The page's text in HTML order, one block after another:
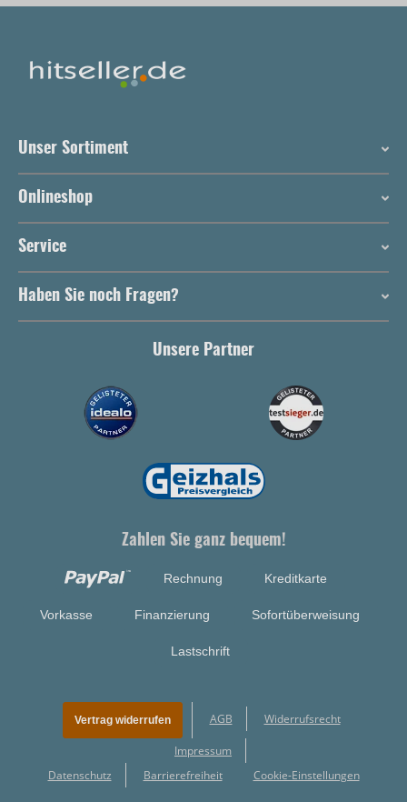
Unser Sortiment
Onlineshop
Service
Haben Sie noch Fragen?
Unsere Partner
Zahlen Sie ganz bequem!
Rechnung Kreditkarte
Vorkasse Finanzierung Sofortüberweisung
Lastschrift
Vertrag widerrufen AGB Widerrufsrecht
Impressum
Datenschutz
Barrierefreiheit Cookie-Einstellungen